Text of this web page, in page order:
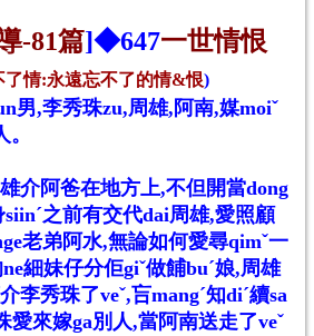
-81篇]◆647一世情恨
了情:永遠忘不了的情&恨)
男,李秀珠zu,周雄,阿南,媒moiˇ
介阿爸在地方上,不但開當dong
之前有交代dai周雄,愛照顧
老弟阿水,無論如何愛尋qimˇ一
細妹仔分佢giˇ做餔buˊ娘,周雄
李秀珠了veˇ,吂mangˊ知diˊ續sa
愛來嫁ga別人,當阿南送走了veˇ